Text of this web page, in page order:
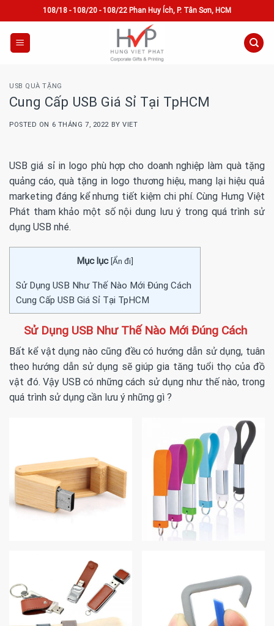
to
content
108/18 - 108/20 - 108/22 Phan Huy Ích, P. Tân Sơn, HCM
USB QUÀ TẶNG
Cung Cấp USB Giá Sỉ Tại TpHCM
POSTED ON 6 THÁNG 7, 2022 BYVIET
USB giá sỉ in logo phù hợp cho doanh nghiệp làm quà tặng
quảng cáo, quà tặng in logo thương hiệu, mang lại hiệu quả
marketing đáng kể nhưng tiết kiệm chi phí. Cùng Hưng Việt
Phát tham khảo một số nội dung lưu ý trong quá trình sử
dụng USB nhé.
Mục lục [Ẩn đi]
Sử Dụng USB Như Thế Nào Mới Đúng Cách
Cung Cấp USB Giá Sỉ Tại TpHCM
Sử Dụng USB Như Thế Nào Mới Đúng Cách
Bất kể vật dụng nào cũng đều có hướng dẫn sử dụng, tuân
theo hướng dẫn sử dụng sẽ giúp gia tăng tuổi thọ của đồ
vật đó. Vậy USB có những cách sử dụng như thế nào, trong
quá trình sử dụng cần lưu ý những gì ?